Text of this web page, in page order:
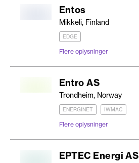
Entos
Mikkeli, Finland
EDGE
Flere oplysninger
Entro AS
Trondheim, Norway
ENERGINET IWMAC
Flere oplysninger
EPTEC Energi AS